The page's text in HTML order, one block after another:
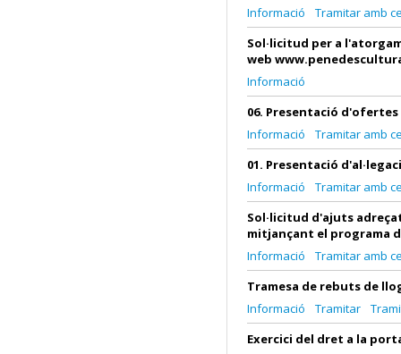
Informació
Tramitar amb
Sol·licitud per a
web
Informació
06. Presentació
Informació
Tramitar amb
01. Presentació
Informació
Tramitar amb
Sol·licitud d'ajuts
mitjançant el programa
Informació
Tramitar amb
Tramesa de rebuts de
Informació
Tramitar
Exercici del dret a la